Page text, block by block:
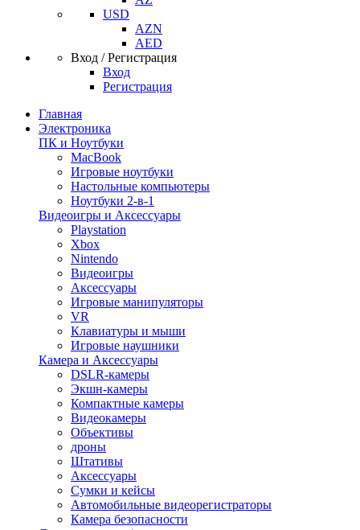
USD
AZN
AED
Вход / Регистрация
Вход
Регистрация
Главная
Электроника
ПК и Ноутбуки
MacBook
Игровые ноутбуки
Настольные компьютеры
Ноутбуки 2-в-1
Видеоигры и Аксессуары
Playstation
Xbox
Nintendo
Видеоигры
Аксессуары
Игровые манипуляторы
VR
Клавиатуры и мыши
Игровые наушники
Камера и Аксессуары
DSLR-камеры
Экшн-камеры
Компактные камеры
Видеокамеры
Объективы
дроны
Штативы
Аксессуары
Сумки и кейсы
Автомобильные видеорегистраторы
Камера безопасности